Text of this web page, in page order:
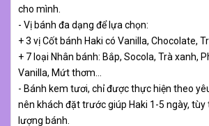
cho mình.
- Vị bánh đa dạng để lựa chọn:
+ 3 vị Cốt bánh Haki có Vanilla, Chocolate,
+ 7 loại Nhân bánh: Bắp, Socola, Trà xanh,
Vanilla, Mứt thơm…
- Bánh kem tươi, chỉ được thực hiện theo
nên khách đặt trước giúp Haki 1-5 ngày, tùy
lượng bánh.